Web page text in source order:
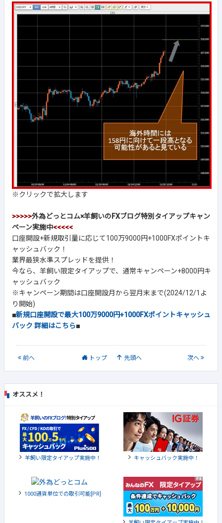
※クリックで拡大します
>>>>>外為どっとコム×羊飼いのFXブログ特別タイアップキャン
ペーン実施中<<<<<
口座開設+新規取引量に応じて100万9000円+1000FXポイントキ
ャッシュバック！
業界最狭水準スプレッドを提供！
今なら、羊飼い限定タイアップで、通常キャンペーン+8000円キ
ャッシュバック
※キャンペーン期間は口座開設月から翌月末まで(2024/12/1よ
り開始)
■新規口座開設で最大100万9000円+1000FXポイントキャッシュ
バック 詳細はこちら■
前へ トップ 先頭へ 次へ
オススメ！
羊飼い限定タイアップ実施中！ キャッシュバック実施中！
1000通貨単位での取引可能[PR]